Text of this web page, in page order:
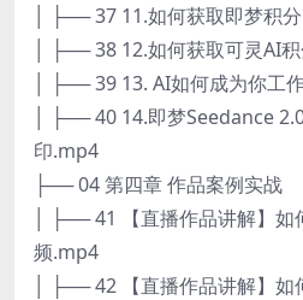
│ ├── 37 11.如何获取即梦积
│ ├── 38 12.如何获取可灵AI
│ ├── 39 13. AI如何成为你工
│ ├── 40 14.即梦Seedance
印.mp4
├── 04 第四章 作品案例实战
│ ├── 41 【直播作品讲解】
频.mp4
│ ├── 42 【直播作品讲解】